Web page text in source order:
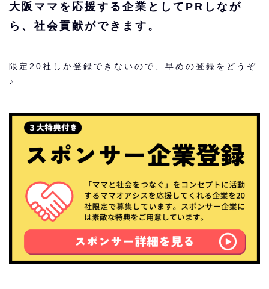
大阪ママを応援する企業としてPRしなが
ら、社会貢献ができます。
限定20社しか登録できないので、早めの登録をどうぞ
♪